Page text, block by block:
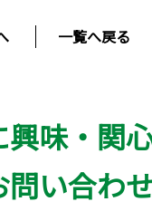
一覧へ戻る
味・関
い合わ